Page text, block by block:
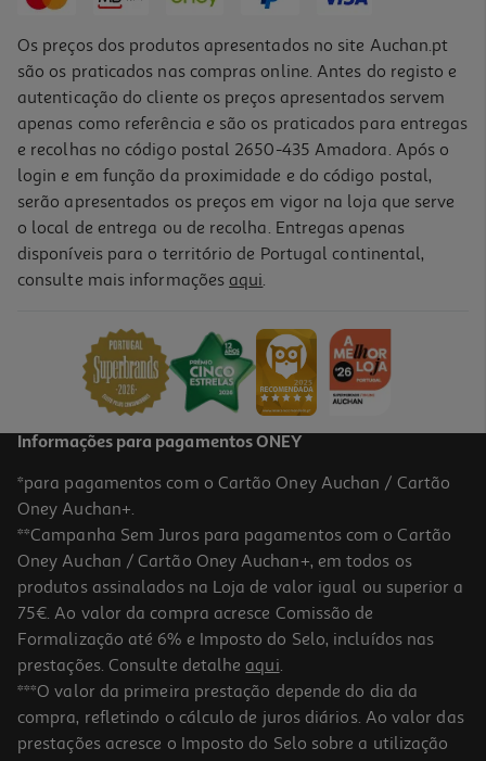
Os preços dos produtos apresentados no site Auchan.pt
são os praticados nas compras online. Antes do registo e
autenticação do cliente os preços apresentados servem
apenas como referência e são os praticados para entregas
e recolhas no código postal 2650-435 Amadora. Após o
login e em função da proximidade e do código postal,
serão apresentados os preços em vigor na loja que serve
o local de entrega ou de recolha. Entregas apenas
disponíveis para o território de Portugal continental,
consulte mais informações aqui.
Informações para pagamentos ONEY
*para pagamentos com o Cartão Oney Auchan / Cartão
Oney Auchan+.
**Campanha Sem Juros para pagamentos com o Cartão
Oney Auchan / Cartão Oney Auchan+, em todos os
produtos assinalados na Loja de valor igual ou superior a
75€. Ao valor da compra acresce Comissão de
Formalização até 6% e Imposto do Selo, incluídos nas
prestações. Consulte detalhe aqui.
***O valor da primeira prestação depende do dia da
compra, refletindo o cálculo de juros diários. Ao valor das
prestações acresce o Imposto do Selo sobre a utilização